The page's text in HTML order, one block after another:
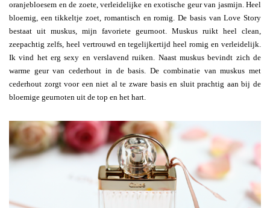
oranjebloesem en de zoete, verleidelijke en exotische geur van jasmijn. Heel
bloemig, een tikkeltje zoet, romantisch en romig. De basis van Love Story
bestaat uit muskus, mijn favoriete geurnoot. Muskus ruikt heel clean,
zeepachtig zelfs, heel vertrouwd en tegelijkertijd heel romig en verleidelijk.
Ik vind het erg sexy en verslavend ruiken. Naast muskus bevindt zich de
warme geur van cederhout in de basis. De combinatie van muskus met
cederhout zorgt voor een niet al te zware basis en sluit prachtig aan bij de
bloemige geurnoten uit de top en het hart.